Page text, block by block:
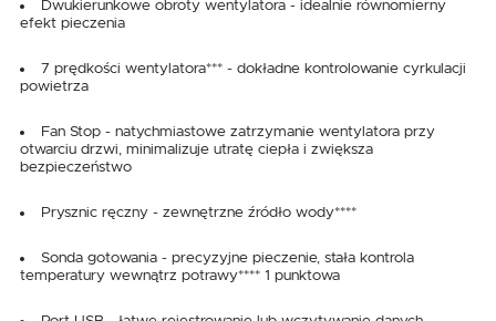
Dwukierunkowe obroty wentylatora - idealnie równomierny
efekt pieczenia
7 prędkości wentylatora*** - dokładne kontrolowanie cyrkulacji
powietrza
Fan Stop - natychmiastowe zatrzymanie wentylatora przy
otwarciu drzwi, minimalizuje utratę ciepła i zwiększa
bezpieczeństwo
Prysznic ręczny - zewnętrzne źródło wody****
Sonda gotowania - precyzyjne pieczenie, stała kontrola
temperatury wewnątrz potrawy**** 1 punktowa